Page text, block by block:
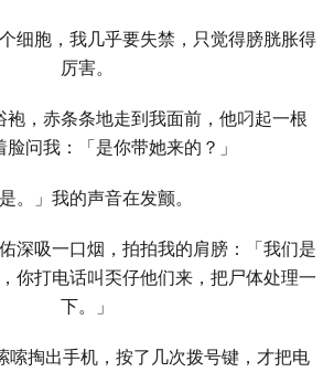
细胞，我几乎要失禁，只觉得膀胱胀得
厉害。
袍，赤条条地走到我面前，他叼起一根
脸问我：「是你带她来的？」
是。」我的声音在发颤。
深吸一口烟，拍拍我的肩膀：「我们是
你打电话叫奀仔他们来，把尸体处理一
下。」
嗦掏出手机，按了几次拨号键，才把电